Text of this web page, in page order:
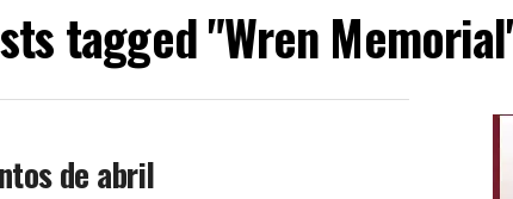
tagged "Wren
de abril